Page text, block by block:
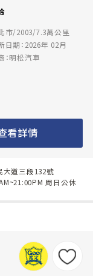
市/2003/7.3萬公里
日期：2026年 02月
：明松汽車
看詳情
大道三段132號
周日公休